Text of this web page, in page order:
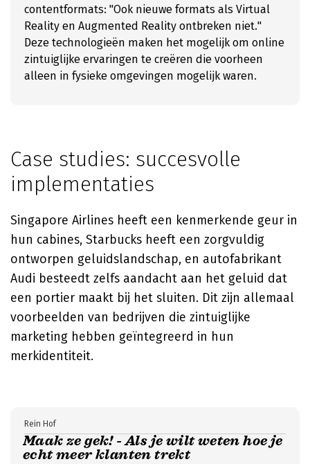
contentformats: "Ook nieuwe formats als Virtual
Reality en Augmented Reality ontbreken niet."
Deze technologieën maken het mogelijk om online
zintuiglijke ervaringen te creëren die voorheen
alleen in fysieke omgevingen mogelijk waren.
Case studies: succesvolle
implementaties
Singapore Airlines heeft een kenmerkende geur in
hun cabines, Starbucks heeft een zorgvuldig
ontworpen geluidslandschap, en autofabrikant
Audi besteedt zelfs aandacht aan het geluid dat
een portier maakt bij het sluiten. Dit zijn allemaal
voorbeelden van bedrijven die zintuiglijke
marketing hebben geïntegreerd in hun
merkidentiteit.
Maak ze gek! - Als je wilt weten hoe je
echt meer klanten trekt
Rein Hof